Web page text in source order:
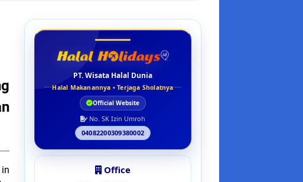
PT. Wisata Halal Dunia
Halal Makanannya • Terjaga Sholatnya
Official Website
No. SK Izin Umroh
04082200309380002
Office